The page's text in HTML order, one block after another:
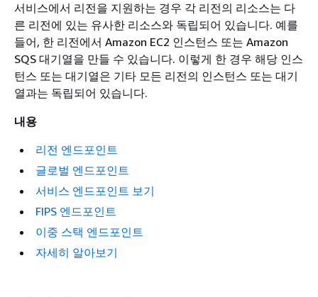
서비스에서 리전을 지원하는 경우 각 리전의 리소스는 다
른 리전에 있는 유사한 리소스와 독립되어 있습니다. 예를
들어, 한 리전에서 Amazon EC2 인스턴스 또는 Amazon
SQS 대기열을 만들 수 있습니다. 이렇게 한 경우 해당 인스
턴스 또는 대기열은 기타 모든 리전의 인스턴스 또는 대기
열과는 독립되어 있습니다.
내용
리전 엔드포인트
글로벌 엔드포인트
서비스 엔드포인트 보기
FIPS 엔드포인트
이중 스택 엔드포인트
자세히 알아보기